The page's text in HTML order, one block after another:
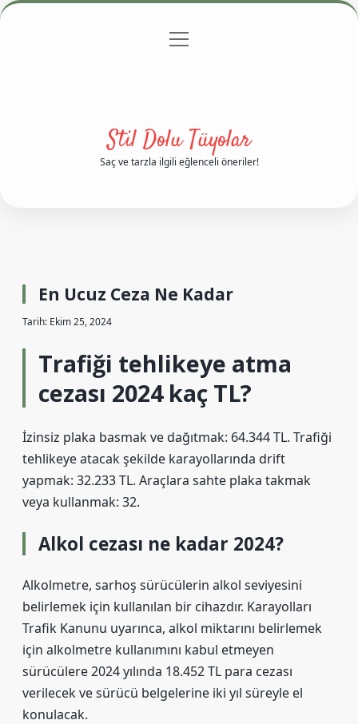
Gizlilik Politikası
menüyü
Stil Dolu Tüyolar
Saç ve tarzla ilgili eğlenceli öneriler!
En Ucuz Ceza Ne Kadar
Tarih: Ekim 25, 2024
Trafiği tehlikeye atma
cezası 2024 kaç TL?
İzinsiz plaka basmak ve dağıtmak: 64.344 TL. Trafiği
tehlikeye atacak şekilde karayollarında drift
yapmak: 32.233 TL. Araçlara sahte plaka takmak
veya kullanmak: 32.
Alkol cezası ne kadar 2024?
Alkolmetre, sarhoş sürücülerin alkol seviyesini
belirlemek için kullanılan bir cihazdır. Karayolları
Trafik Kanunu uyarınca, alkol miktarını belirlemek
için alkolmetre kullanımını kabul etmeyen
sürücülere 2024 yılında 18.452 TL para cezası
verilecek ve sürücü belgelerine iki yıl süreyle el
konulacak.